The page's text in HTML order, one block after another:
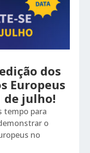
dos
Europeus
de julho!
tempo para
o
no